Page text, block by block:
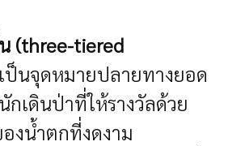
(three-tiered
เป็นจุดหมายปลายทางยอด
เดินป่าที่ให้รางวัลด้วย
งน้ำตกที่งดงาม